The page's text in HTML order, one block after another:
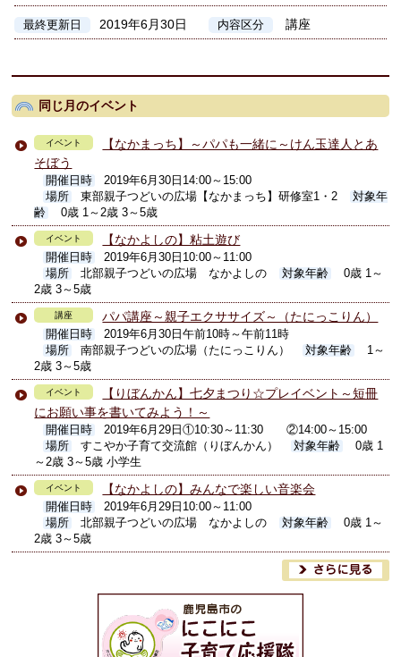
最終更新日 2019年6月30日 内容区分 講座
同じ月のイベント
イベント
【なかまっち】～パパも一緒に～けん玉達人とあ
そぼう
開催日時
2019年6月30日14:00～15:00
場所
東部親子つどいの広場【なかまっち】研修室1・2
対象年
齢
0歳 1～2歳 3～5歳
イベント 【なかよしの】粘土遊び
開催日時
2019年6月30日10:00～11:00
場所
北部親子つどいの広場 なかよしの 対象年齢
0歳 1～
2歳 3～5歳
講座 パパ講座～親子エクササイズ～（たにっこりん）
開催日時
2019年6月30日午前10時～午前11時
場所
南部親子つどいの広場（たにっこりん） 対象年齢
1～
2歳 3～5歳
イベント
【りぼんかん】七夕まつり☆プレイベント～短冊
にお願い事を書いてみよう！～
開催日時
2019年6月29日①10:30～11:30 ②14:00～15:00
場所
すこやか子育て交流館（りぼんかん） 対象年齢
0歳 1
～2歳 3～5歳 小学生
イベント 【なかよしの】みんなで楽しい音楽会
開催日時
2019年6月29日10:00～11:00
場所
北部親子つどいの広場 なかよしの 対象年齢
0歳 1～
2歳 3～5歳